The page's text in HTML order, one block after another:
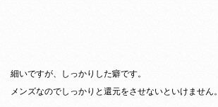
細いですが、しっかりした癖です。
メンズなのでしっかりと還元をさせないといけません。